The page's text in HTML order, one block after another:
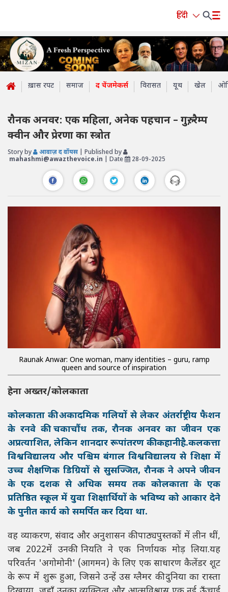
हिंदी
ख़ास रपट समाज द चेंजमेकर्स विरासत यूथ खेल
रौनक अनवर: एक महिला, अनेक पहचान – गुरु, रैम्प
क्वीन और प्रेरणा का स्त्रोत
Story by आवाज़ द वॉयस
| Published by
mahashmi@awazthevoice.in | Date 28-09-2025
Raunak Anwar: One woman, many identities – guru, ramp
queen and source of inspiration
हेना अख्तर/कोलकाता
कोलकाता की अकादमिक गलियों से लेकर अंतर्राष्ट्रीय फैशन
के रनवे की चकाचौंध तक, रौनक अनवर का जीवन एक
अप्रत्याशित, लेकिन शानदार रूपांतरण की कहानीहै.कलकत्ता
विश्वविद्यालय और पश्चिम बंगाल विश्वविद्यालय से शिक्षा में
उच्च शैक्षणिक डिग्रियों से सुसज्जित, रौनक ने अपने जीवन
के एक दशक से अधिक समय तक कोलकाता के एक
प्रतिष्ठित स्कूल में युवा शिक्षार्थियों के भविष्य को आकार देने
के पुनीत कार्य को समर्पित कर दिया था.
वह व्याकरण, संवाद और अनुशासन की पाठ्यपुस्तकों में लीन थीं,
जब 2022में उनकी नियति ने एक निर्णायक मोड़ लिया.यह
परिवर्तन 'अगोमोनी' (आगमन) के लिए एक साधारण कैलेंडर शूट
के रूप में शुरू हुआ, जिसने उन्हें उस ग्लैमर की दुनिया का रास्ता